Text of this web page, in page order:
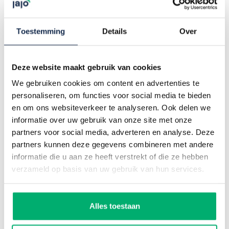
Toestemming Details Over
Deze website maakt gebruik van cookies
We gebruiken cookies om content en advertenties te
personaliseren, om functies voor social media te bieden
en om ons websiteverkeer te analyseren. Ook delen we
informatie over uw gebruik van onze site met onze
partners voor social media, adverteren en analyse. Deze
partners kunnen deze gegevens combineren met andere
informatie die u aan ze heeft verstrekt of die ze hebben
verzameld op basis van uw gebruik van hun services.
Alles toestaan
Nederland. Onze landelijke dekking maakt dat
zich thuis voelen, veilig kunnen groeien en
positieve communicatie met onze klanten
staat hierbij voorop, want wij zijn te gast in
hun leef- of werkomgeving,”aldus Guido
Beijer.
Over OnderhoudPlus
OnderhoudPlusheeft vestigingen in Venlo,
Hengelo, Hardenberg, Barendrecht en
Vlaardingen. De organisatie werkt voor
gemeenten, onderwijsinstellingen,
Vind je droombaan bij JAJO!
Elke dag fluitend naar je werk? Dagelijks jezelf en je
collega’s uitdagen om voor de hoogste
persoonlijke groei? Dan ben je bij JAJO op de juiste
plek!
SOLLICITEER BIJ JAJO